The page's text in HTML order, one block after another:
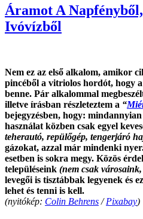
Áramot A
Ivóvízből
Nem ez az első alkalom, amikor
pincéből a vitriolos hordót, hogy
benne. Pár alkalommal
illetve írásban részleteztem a “
bejegyzésben, hogy:
használat közben csak egyel
teherautó, repülőgép, tengerjáró
gázokat, azzal már mindenki
esetben is sokra megy. Közös
településeink (nem csak
levegői is tisztábbak legyenek és
lehet és tenni is kell.
(nyitókép: Colin Behrens /Pixabay)